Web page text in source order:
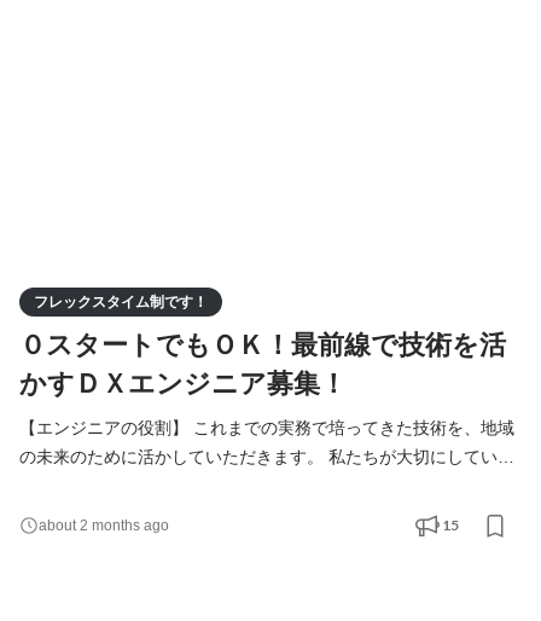
フレックスタイム制です！
０スタートでもＯＫ！最前線で技術を活
かすＤＸエンジニア募集！
【エンジニアの役割】 これまでの実務で培ってきた技術を、地域
の未来のために活かしていただきます。 私たちが大切にしている
の方々の暮らしや、地方の企業の業務がどう変わるかです。その
about 2 months ago 15